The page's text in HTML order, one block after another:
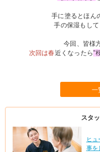
手に塗るとほん
手の保湿もし
今回、皆様
次回は春近くなったら"
一
スタ
ヒ
事を